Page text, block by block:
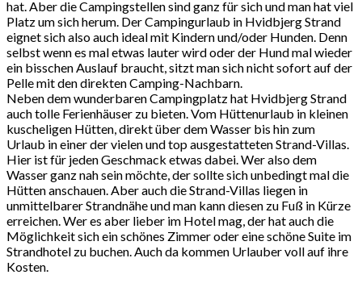
hat. Aber die Campingstellen sind ganz für sich und man hat viel
Platz um sich herum. Der Campingurlaub in Hvidbjerg Strand
eignet sich also auch ideal mit Kindern und/oder Hunden. Denn
selbst wenn es mal etwas lauter wird oder der Hund mal wieder
ein bisschen Auslauf braucht, sitzt man sich nicht sofort auf der
Pelle mit den direkten Camping-Nachbarn.
Neben dem wunderbaren Campingplatz hat Hvidbjerg Strand
auch tolle Ferienhäuser zu bieten. Vom Hüttenurlaub in kleinen
kuscheligen Hütten, direkt über dem Wasser bis hin zum
Urlaub in einer der vielen und top ausgestatteten Strand-Villas.
Hier ist für jeden Geschmack etwas dabei. Wer also dem
Wasser ganz nah sein möchte, der sollte sich unbedingt mal die
Hütten anschauen. Aber auch die Strand-Villas liegen in
unmittelbarer Strandnähe und man kann diesen zu Fuß in Kürze
erreichen. Wer es aber lieber im Hotel mag, der hat auch die
Möglichkeit sich ein schönes Zimmer oder eine schöne Suite im
Strandhotel zu buchen. Auch da kommen Urlauber voll auf ihre
Kosten.